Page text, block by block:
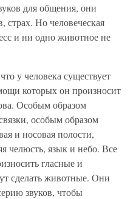
для общения, они
страх. Но человеческая
и ни одно животное не
у человека существует
которых он произносит
Особым образом
особым образом
и носовая полости,
челюсть, язык и небо. Все
гласные и
сделать животные. Они
звуков, чтобы